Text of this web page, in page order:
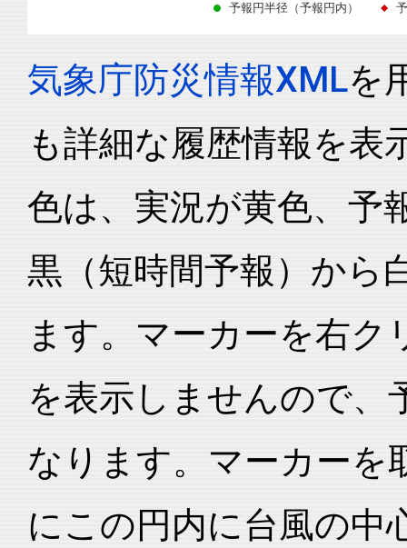
予報円半径（予報円内）
気象庁防災情報XMLを
も詳細な履歴情報を表
色は、実況が黄色、予
黒（短時間予報）から
ます。マーカーを右
を表示しませんので、
なります。マーカーを
にこの円内に台風の中